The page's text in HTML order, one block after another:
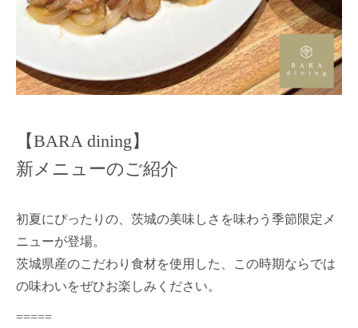
【BARA dining】
新メニューのご紹介
初夏にぴったりの、茨城の美味しさを味わう季節限定メ
ニューが登場。
茨城県産のこだわり食材を使用した、この時期ならでは
の味わいをぜひお楽しみください。
=====